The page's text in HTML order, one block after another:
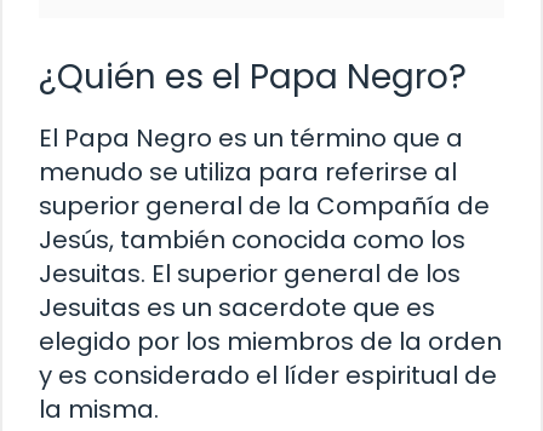
¿Quién es el Papa Negro?
El Papa Negro es un término que a
menudo se utiliza para referirse al
superior general de la Compañía de
Jesús, también conocida como los
Jesuitas. El superior general de los
Jesuitas es un sacerdote que es
elegido por los miembros de la orden
y es considerado el líder espiritual de
la misma.